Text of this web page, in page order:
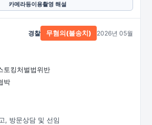
카메라등이용촬영 해설
토킹처벌법위반
박
경찰 무혐의(불송치) 2026년 05월
, 방문상담 및 선임